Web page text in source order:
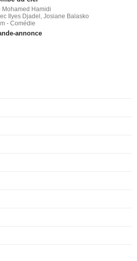
Mohamed Hamidi
Ilyes Djadel, Josiane Balasko
- Comédie
annonce